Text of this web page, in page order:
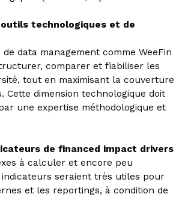
technologiques et de
data management comme WeeFin
comparer et fiabiliser les
tout en maximisant la couverture
Cette dimension technologique doit
une expertise méthodologique et
de financed impact drivers
à calculer et encore peu
indicateurs seraient très utiles pour
et les reportings, à condition de